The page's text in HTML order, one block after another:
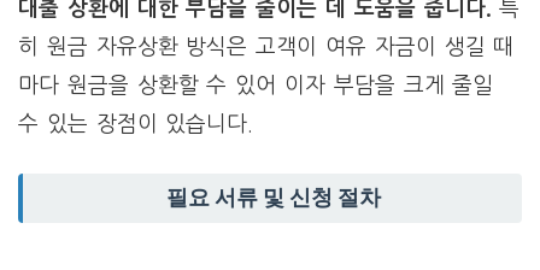
대출 상환에 대한 부담을 줄이는 데 도움을 줍니다. 특
히 원금 자유상환 방식은 고객이 여유 자금이 생길 때
마다 원금을 상환할 수 있어 이자 부담을 크게 줄일
수 있는 장점이 있습니다.
필요 서류 및 신청 절차